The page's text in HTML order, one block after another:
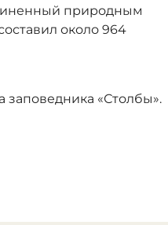
природным
около 964
заповедника «Столбы».